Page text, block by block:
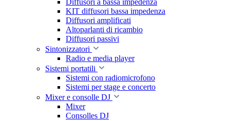
Diffusori a bassa impedenza
KIT diffusori bassa impedenza
Diffusori amplificati
Altoparlanti di ricambio
Diffusori passivi
Sintonizzatori
Radio e media player
Sistemi portatili
Sistemi con radiomicrofono
Sistemi per stage e concerto
Mixer e consolle DJ
Mixer
Consolles DJ